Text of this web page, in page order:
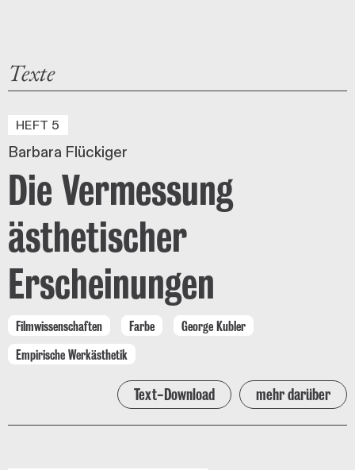
Texte
HEFT 5
Barbara Flückiger
Die Vermessung
ästhetischer
Erscheinungen
Filmwissenschaften Farbe
George Kubler
Empirische Werkästhetik
Text-Download mehr darüber